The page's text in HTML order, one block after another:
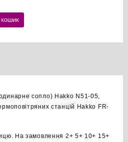
сопло) Hakko N51-05,
станцій Hakko FR-
На замовлення 2+ 5+ 10+ 15+